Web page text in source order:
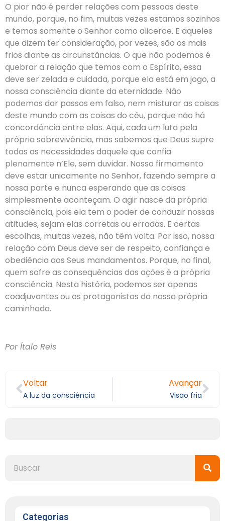
O pior não é perder relações com pessoas deste
mundo, porque, no fim, muitas vezes estamos sozinhos
e temos somente o Senhor como alicerce. E aqueles
que dizem ter consideração, por vezes, são os mais
frios diante as circunstâncias. O que não podemos é
quebrar a relação que temos com o Espírito, essa
deve ser zelada e cuidada, porque ela está em jogo, a
nossa consciência diante da eternidade. Não
podemos dar passos em falso, nem misturar as coisas
deste mundo com as coisas do céu, porque não há
concordância entre elas. Aqui, cada um luta pela
própria sobrevivência, mas sabemos que Deus supre
todas as necessidades daquele que confia
plenamente n’Ele, sem duvidar. Nosso firmamento
deve estar unicamente no Senhor, fazendo sempre a
nossa parte e nunca esperando que as coisas
simplesmente aconteçam. O agir nasce da própria
consciência, pois ela tem o poder de conduzir nossas
atitudes, sejam elas corretas ou erradas. E certas
escolhas, muitas vezes, não têm volta. Por isso, nossa
relação com Deus deve ser de respeito, confiança e
obediência aos Seus mandamentos. Porque, no final,
quem sofre as consequências das ações é a própria
consciência. Nesta história, podemos ser apenas
coadjuvantes ou os protagonistas da nossa própria
caminhada.
Por Ítalo Reis
Voltar
A luz da consciência
Avançar
Visão fria
Categorias